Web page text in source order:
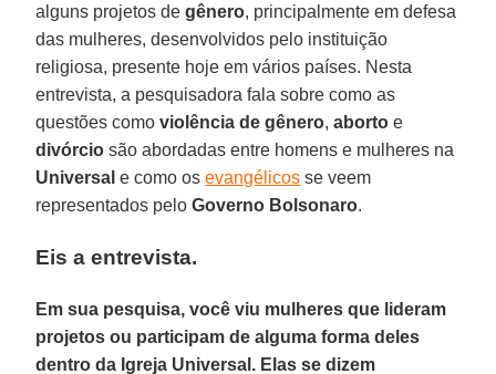
alguns projetos degênero, principalmente em defesa
das mulheres, desenvolvidos pelo instituição
religiosa, presente hoje em vários países. Nesta
entrevista, a pesquisadora fala sobre como as
questões comoviolência de gênero,aborto e
divórcio são abordadas entre homens e mulheres na
Universal e como osevangélicos se veem
representados peloGoverno Bolsonaro.
Eis a entrevista.
Em sua pesquisa, você viu mulheres que lideram
projetos ou participam de alguma forma deles
dentro da Igreja Universal. Elas se dizem